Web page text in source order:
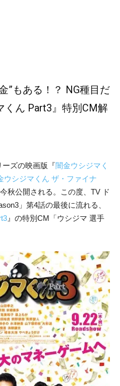
”もある！？ NG種目だ
くん Part3』特別CM解
ズの映画版『闇金ウシジマく
ウシジマくん ザ・ファイナ
秋公開される。この度、TV ド
」第4話の最後に流れる、
』の特別CM「ウシジマ 選手